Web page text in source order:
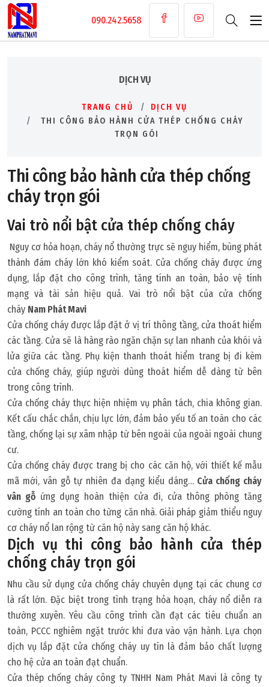
090.242.5658
DỊCH VỤ
TRANG CHỦ
DỊCH VỤ
THI CÔNG BẢO HÀNH CỬA THÉP CHỐNG CHÁY
TRỌN GÓI
Thi công bảo hành cửa thép chống
cháy trọn gói
Vai trò nổi bật cửa thép chống cháy
Nguy cơ hỏa hoạn, cháy nổ thường trực sẽ nguy hiểm, bùng phát
thành đám cháy lớn khó kiểm soát. Cửa chống cháy được ứng
dụng, lắp đặt cho công trình, tăng tính an toàn, bảo vệ tính
mạng và tài sản hiệu quả. Vai trò nổi bật của cửa chống
cháy Nam Phát Mavi
Cửa chống cháy được lắp đặt ở vị trí thông tầng, cửa thoát hiểm
các tầng. Cửa sẽ là hàng rào ngăn chặn sự lan nhanh của khói và
lửa giữa các tầng. Phụ kiện thanh thoát hiểm trang bị đi kèm
cửa chống cháy, giúp người dùng thoát hiểm dễ dàng từ bên
trong công trình.
Cửa chống cháy thực hiện nhiệm vụ phân tách, chia không gian.
Kết cấu chắc chắn, chịu lực lớn, đảm bảo yếu tố an toàn cho các
tầng, chống lại sự xâm nhập từ bên ngoài của ngoài ngoài chung
cư.
Cửa chống cháy được trang bị cho các căn hộ, với thiết kế mẫu
mã mới, vân gỗ tự nhiên đa dạng kiểu dáng… Cửa chống cháy
vân gỗ ứng dụng hoàn thiện cửa đi, cửa thông phòng tăng
cường tính an toàn cho từng căn nhà. Giải pháp giảm thiểu nguy
cơ cháy nổ lan rộng từ căn hộ này sang căn hộ khác.
Dịch vụ thi công bảo hành cửa thép
chống cháy trọn gói
Nhu cầu sử dụng cửa chống cháy chuyên dụng tại các chung cơ
là rất lớn. Đặc biệt trong tình trạng hỏa hoạn, cháy nổ diễn ra
thường xuyên. Yêu cầu công trình cần đạt các tiêu chuẩn an
toàn, PCCC nghiêm ngặt trước khi đưa vào vận hành. Lựa chọn
dịch vụ lắp đặt cửa chống cháy uy tín là đảm bảo chất lượng
cho hệ cửa an toàn đạt chuẩn.
Cửa thép chống cháy công ty TNHH Nam Phát Mavi là công ty